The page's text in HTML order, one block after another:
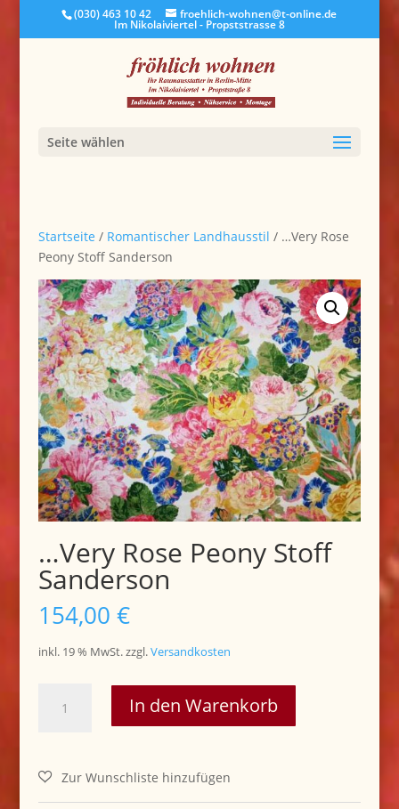
(030) 463 10 42 froehlich-wohnen@t-online.de
Im Nikolaiviertel - Propststrasse 8
Seite wählen
Startseite / Romantischer Landhausstil / …Very Rose
Peony Stoff Sanderson
…Very Rose Peony Stoff
Sanderson
154,00 €
inkl. 19 % MwSt. zzgl.Versandkosten
Rose
Sanderson
In den Warenkorb